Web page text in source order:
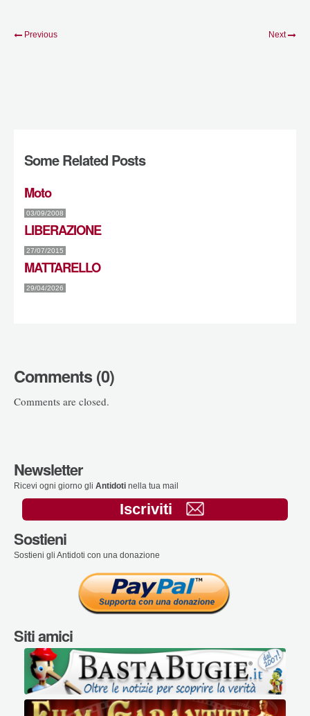
Previous Next
Some Related Posts
Moto
03/09/2008
LIBERAZIONE
27/07/2015
MATTARELLO
29/04/2026
Comments (0)
Comments are closed.
Newsletter
Ricevi ogni giorno gli Antidoti nella tua mail
Iscriviti
Sostieni
Sostieni gli Antidoti con una donazione
Siti amici